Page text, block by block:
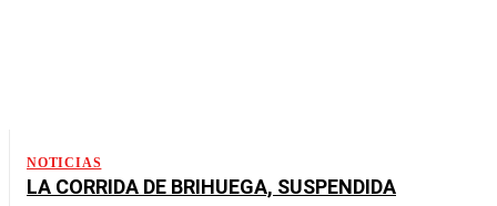
NOTICIAS
LA CORRIDA DE BRIHUEGA, SUSPENDIDA